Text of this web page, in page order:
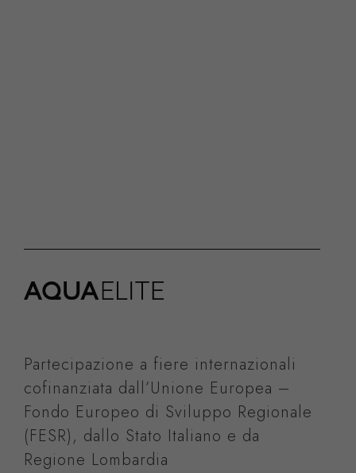
Partecipazione a fiere internazionali
cofinanziata dall’Unione Europea –
Fondo Europeo di Sviluppo Regionale
(FESR), dallo Stato Italiano e da
Regione Lombardia